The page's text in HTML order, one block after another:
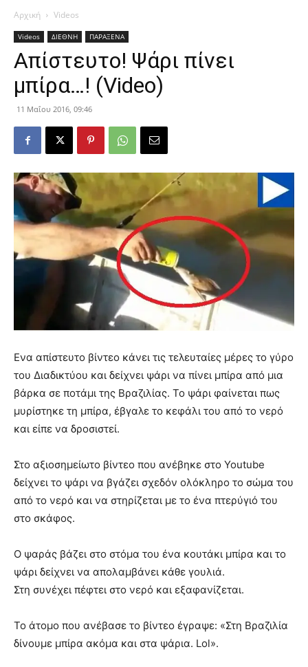
Αρχική Videos
Videos ΔΙΕΘΝΗ ΠΑΡΑΞΕΝΑ
Απίστευτο! Ψάρι πίνει
μπίρα…! (Video)
11 Μαΐου 2016, 09:46
Ενα απίστευτο βίντεο κάνει τις τελευταίες μέρες το γύρο
του Διαδικτύου και δείχνει ψάρι να πίνει μπίρα από μια
βάρκα σε ποτάμι της Βραζιλίας. Το ψάρι φαίνεται πως
μυρίστηκε τη μπίρα, έβγαλε το κεφάλι του από το νερό
και είπε να δροσιστεί.
Στο αξιοσημείωτο βίντεο που ανέβηκε στο Youtube
δείχνει το ψάρι να βγάζει σχεδόν ολόκληρο το σώμα του
από το νερό και να στηρίζεται με το ένα πτερύγιό του
στο σκάφος.
Ο ψαράς βάζει στο στόμα του ένα κουτάκι μπίρα και το
ψάρι δείχνει να απολαμβάνει κάθε γουλιά.
Στη συνέχει πέφτει στο νερό και εξαφανίζεται.
Το άτομο που ανέβασε το βίντεο έγραψε: «Στη Βραζιλία
δίνουμε μπίρα ακόμα και στα ψάρια. Lol».